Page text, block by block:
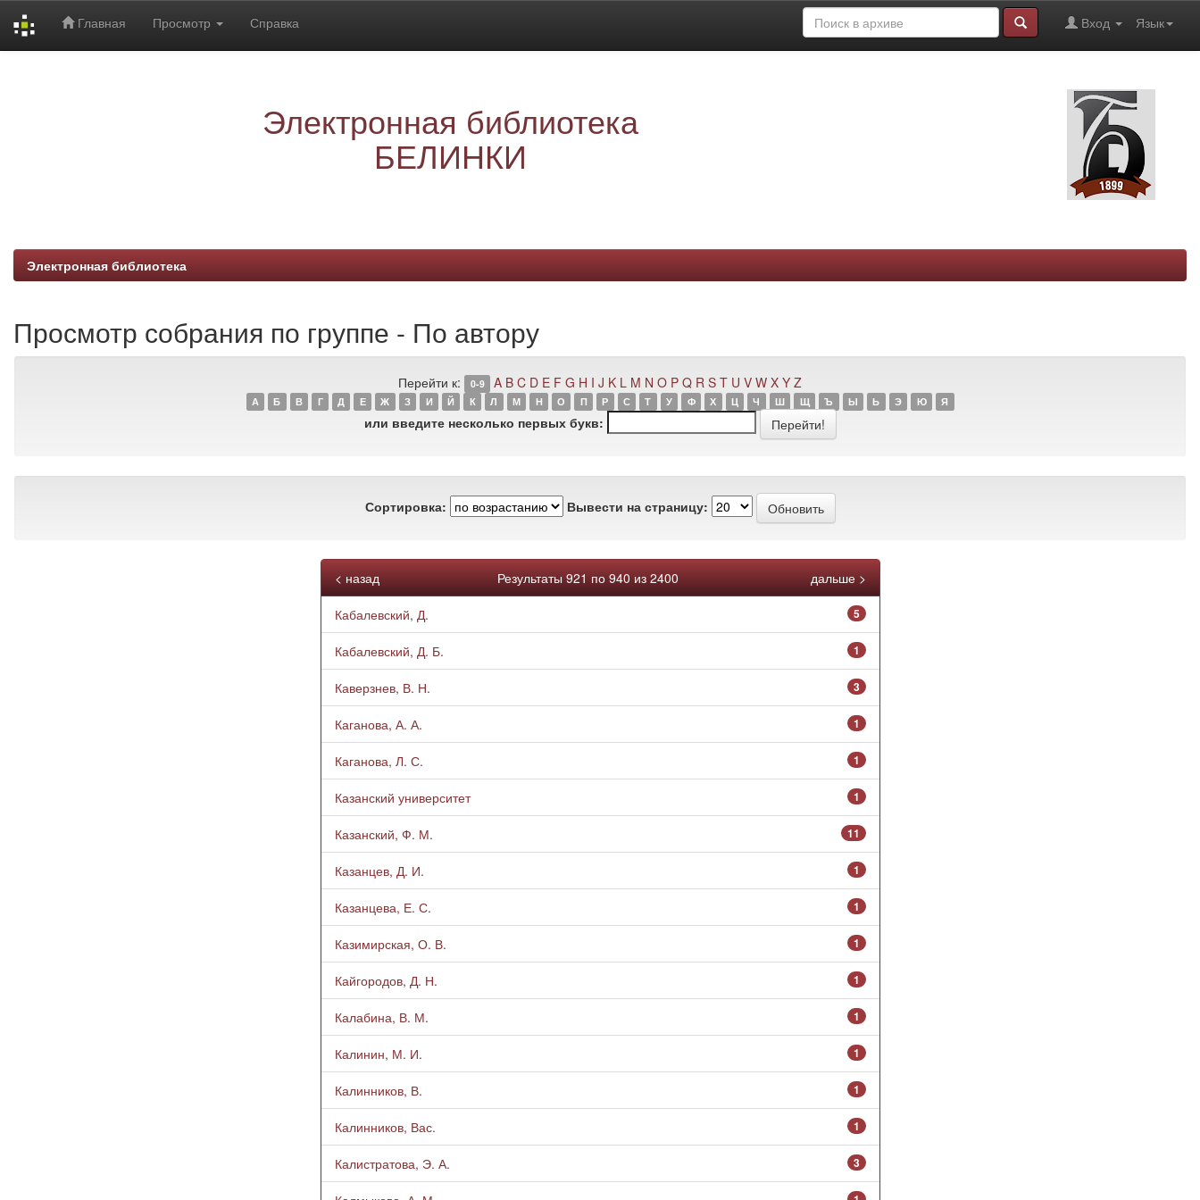
Главная Просмотр Справка Язык
Вход
Электронная библиотека
БЕЛИНКИ
Электронная библиотека
Просмотр собрания по группе - По автору
Перейти к: 0-9 A B C D E F G H I J K L M N O P Q R S T U V W X Y Z
А Б В Г Д Е Ж З И Й К Л М Н О П Р С Т У Ф Х Ц Ч Ш Щ Ъ Ы Ь Э Ю Я
или введите несколько первых букв:
Сортировка: Вывести на страницу:
Результаты 921 по 940 из 2400
< назад дальше >
Кабалевский, Д. 5
Кабалевский, Д. Б. 1
Каверзнев, В. Н. 3
Каганова, А. А. 1
Каганова, Л. С. 1
Казанский университет 1
Казанский, Ф. М. 11
Казанцев, Д. И. 1
Казанцева, Е. С. 1
Казимирская, О. В. 1
Кайгородов, Д. Н. 1
Калабина, В. М. 1
Калинин, М. И. 1
Калинников, В. 1
Калинников, Вас. 1
Калистратова, Э. А. 3